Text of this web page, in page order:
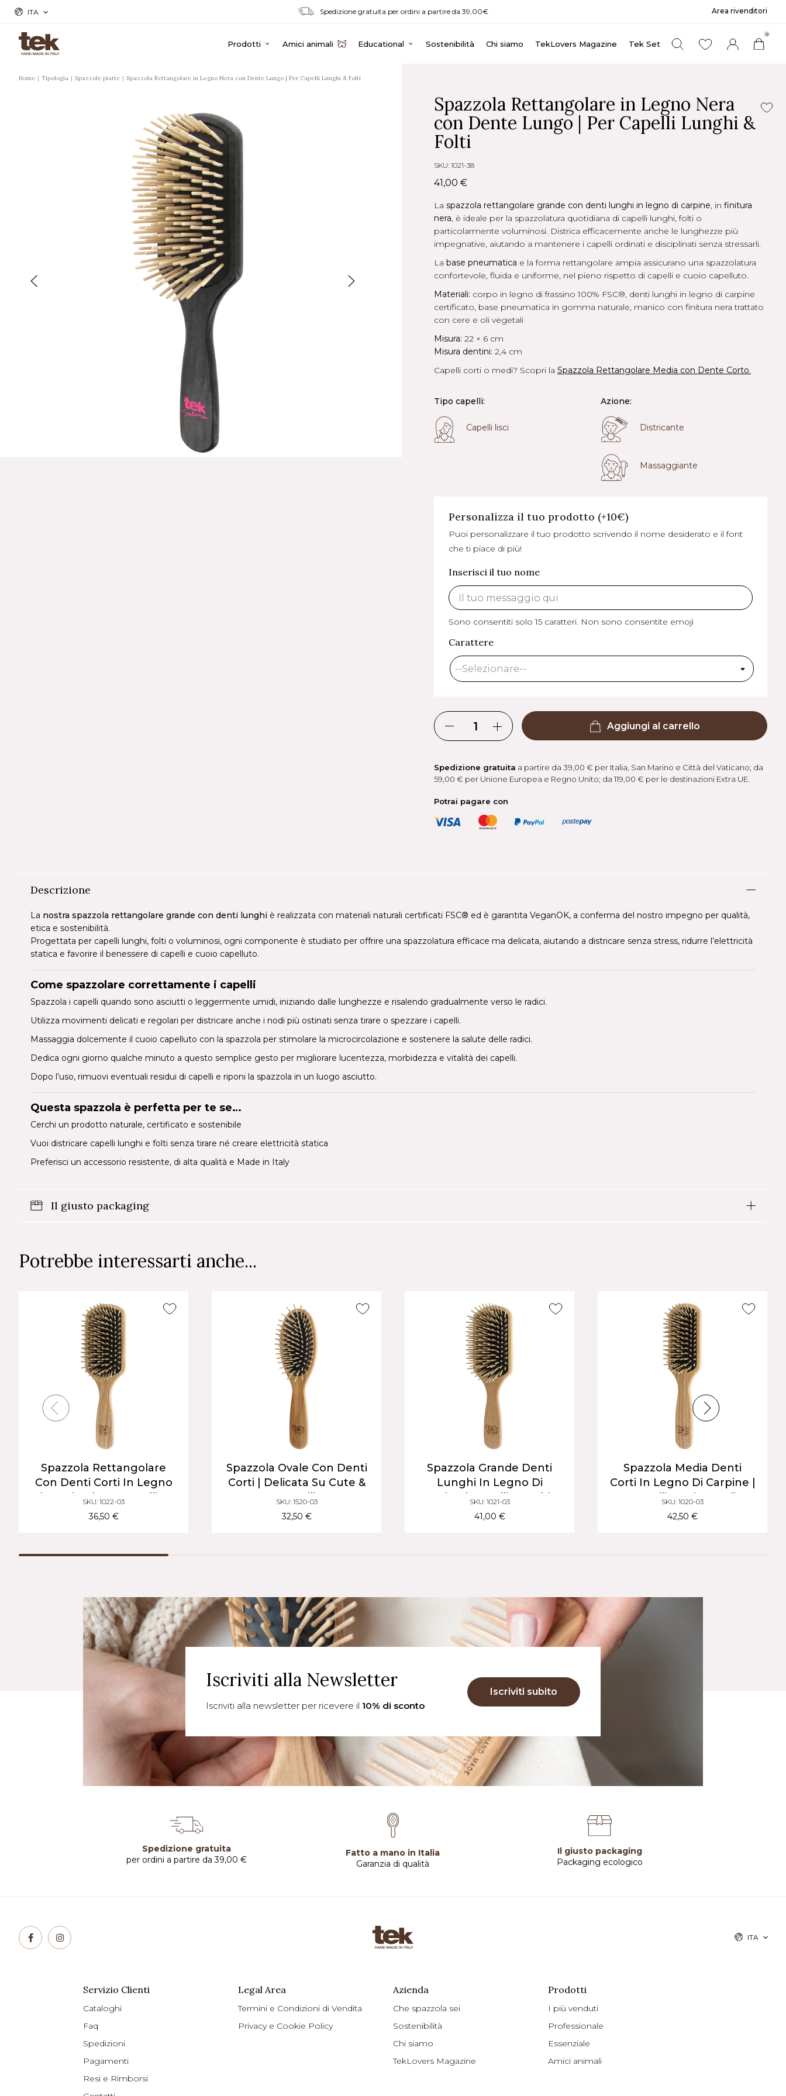
Spedizione gratuita per ordini a partire da 39,00€
0
Prodotti Amici animali Educational Sostenibilità Chi siamo TekLovers Magazine Tek Set
ITA Area rivenditori
Home Tipologia Spazzole piatte Spazzola Rettangolare in Legno Nera con Dente Lungo | Per Capelli Lunghi & Folti
Spazzola Rettangolare in Legno Nera
con Dente Lungo | Per Capelli Lunghi &
Folti
SKU: 1021-38
41,00 €
La spazzola rettangolare grande con denti lunghi in legno di carpine, in finitura
nera, è ideale per la spazzolatura quotidiana di capelli lunghi, folti o
particolarmente voluminosi. Districa efficacemente anche le lunghezze più
impegnative, aiutando a mantenere i capelli ordinati e disciplinati senza stressarli.
La base pneumatica e la forma rettangolare ampia assicurano una spazzolatura
confortevole, fluida e uniforme, nel pieno rispetto di capelli e cuoio capelluto.
Materiali: corpo in legno di frassino 100% FSC®, denti lunghi in legno di carpine
certificato, base pneumatica in gomma naturale, manico con finitura nera trattato
con cere e oli vegetali
Misura: 22 × 6 cm
Misura dentini: 2,4 cm
Capelli corti o medi? Scopri la Spazzola Rettangolare Media con Dente Corto.
Tipo capelli:
Capelli lisci
Azione:
Districante
Massaggiante
Personalizza il tuo prodotto (+10€)
Puoi personalizzare il tuo prodotto scrivendo il nome desiderato e il font
che ti piace di più!
Inserisci il tuo nome
Sono consentiti solo 15 caratteri. Non sono consentite emoji
Carattere
Aggiungi al carrello
Spedizione gratuita a partire da 39,00 € per Italia, San Marino e Città del Vaticano; da
59,00 € per Unione Europea e Regno Unito; da 119,00 € per le destinazioni Extra UE.
Potrai pagare con
Descrizione
La nostra spazzola rettangolare grande con denti lunghi è realizzata con materiali naturali certificati FSC® ed è garantita VeganOK, a conferma del nostro impegno per qualità,
etica e sostenibilità.
Progettata per capelli lunghi, folti o voluminosi, ogni componente è studiato per offrire una spazzolatura efficace ma delicata, aiutando a districare senza stress, ridurre l’elettricità
statica e favorire il benessere di capelli e cuoio capelluto.
Come spazzolare correttamente i capelli
Spazzola i capelli quando sono asciutti o leggermente umidi, iniziando dalle lunghezze e risalendo gradualmente verso le radici.
Utilizza movimenti delicati e regolari per districare anche i nodi più ostinati senza tirare o spezzare i capelli.
Massaggia dolcemente il cuoio capelluto con la spazzola per stimolare la microcircolazione e sostenere la salute delle radici.
Dedica ogni giorno qualche minuto a questo semplice gesto per migliorare lucentezza, morbidezza e vitalità dei capelli.
Dopo l’uso, rimuovi eventuali residui di capelli e riponi la spazzola in un luogo asciutto.
Questa spazzola è perfetta per te se…
Cerchi un prodotto naturale, certificato e sostenibile
Vuoi districare capelli lunghi e folti senza tirare né creare elettricità statica
Preferisci un accessorio resistente, di alta qualità e Made in Italy
Il giusto packaging
Potrebbe interessarti anche...
Spazzola Rettangolare
Con Denti Corti In Legno
Di Carpino | Per Capelli Da
Corti A Medi
SKU: 1022-03
36,50 €
Spazzola Ovale Con Denti
Corti | Delicata Su Cute &
Capelli
SKU: 1520-03
32,50 €
Spazzola Grande Denti
Lunghi In Legno Di
Carpine | Capelli Lunghi &
Folti
SKU: 1021-03
41,00 €
Spazzola Media Denti
Corti In Legno Di Carpine |
Capelli Corti E Medi
SKU: 1020-03
42,50 €
Iscriviti alla Newsletter
Iscriviti alla newsletter per ricevere il 10% di sconto
Iscriviti subito
Spedizione gratuita
per ordini a partire da 39,00 €
Fatto a mano in Italia
Garanzia di qualità
Il giusto packaging
Packaging ecologico
ITA
Servizio Clienti
Cataloghi
Faq
Spedizioni
Pagamenti
Resi e Rimborsi
Legal Area
Termini e Condizioni di Vendita
Privacy e Cookie Policy
Azienda
Che spazzola sei
Sostenibilità
Chi siamo
TekLovers Magazine
Prodotti
I più venduti
Professionale
Essenziale
Amici animali